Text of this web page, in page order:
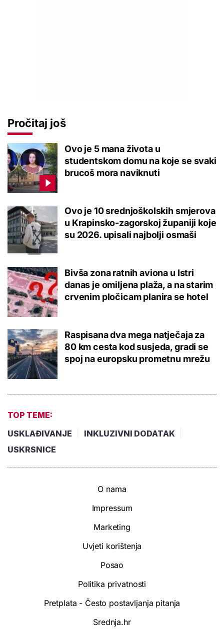
Pročitaj još
Ovo je 5 mana života u
studentskom domu na koje se svaki
brucoš mora naviknuti
Ovo je 10 srednjoškolskih smjerova
u Krapinsko-zagorskoj županiji koje
su 2026. upisali najbolji osmaši
Bivša zona ratnih aviona u Istri
danas je omiljena plaža, a na starim
crvenim pločicam planira se hotel
Raspisana dva mega natječaja za
80 km cesta kod susjeda, gradi se
spoj na europsku prometnu mrežu
TOP TEME:
USKLAĐIVANJE
INKLUZIVNI DODATAK
USKRSNICE
O nama
Impressum
Marketing
Uvjeti korištenja
Posao
Politika privatnosti
Pretplata - Često postavljanja pitanja
Srednja.hr